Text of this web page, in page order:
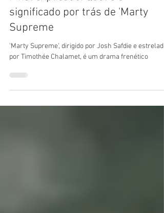
14 de jan.
Final explicado: Qual é o
significado por trás de 'Marty
Supreme
'Marty Supreme', dirigido por Josh Safdie e estrelado